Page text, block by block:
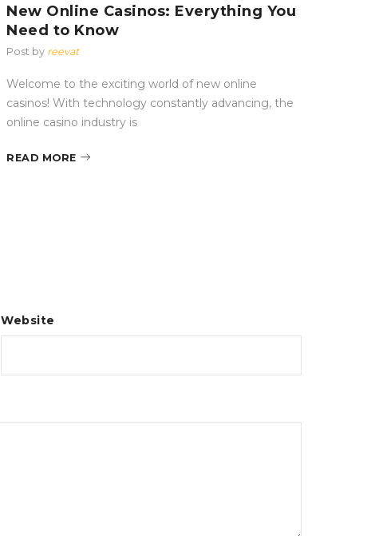
New Online Casinos: Everything You
Need to Know
Post by reevat
Welcome to the exciting world of new online
casinos! With technology constantly advancing, the
online casino industry is
READ MORE
Website